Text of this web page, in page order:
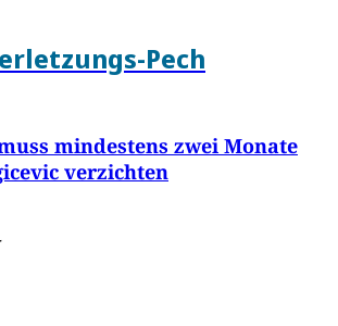
Pech
mindestens zwei Monate
verzichten